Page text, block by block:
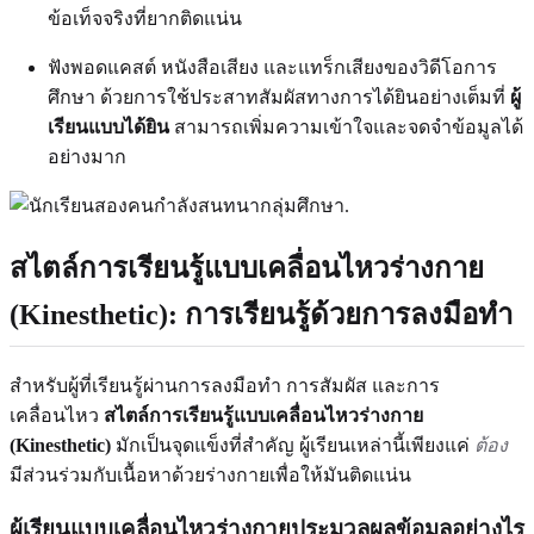
ข้อเท็จจริงที่ยากติดแน่น
ฟังพอดแคสต์ หนังสือเสียง และแทร็กเสียงของวิดีโอการ
ศึกษา ด้วยการใช้ประสาทสัมผัสทางการได้ยินอย่างเต็มที่ ผู้
เรียนแบบได้ยินสามารถเพิ่มความเข้าใจและจดจำข้อมูลได้
อย่างมาก
สไตล์การเรียนรู้แบบเคลื่อนไหวร่างกาย
(Kinesthetic): การเรียนรู้ด้วยการลงมือทำ
สำหรับผู้ที่เรียนรู้ผ่านการลงมือทำ การสัมผัส และการ
เคลื่อนไหว สไตล์การเรียนรู้แบบเคลื่อนไหวร่างกาย
(Kinesthetic) มักเป็นจุดแข็งที่สำคัญ ผู้เรียนเหล่านี้เพียงแค่ ต้อง
มีส่วนร่วมกับเนื้อหาด้วยร่างกายเพื่อให้มันติดแน่น